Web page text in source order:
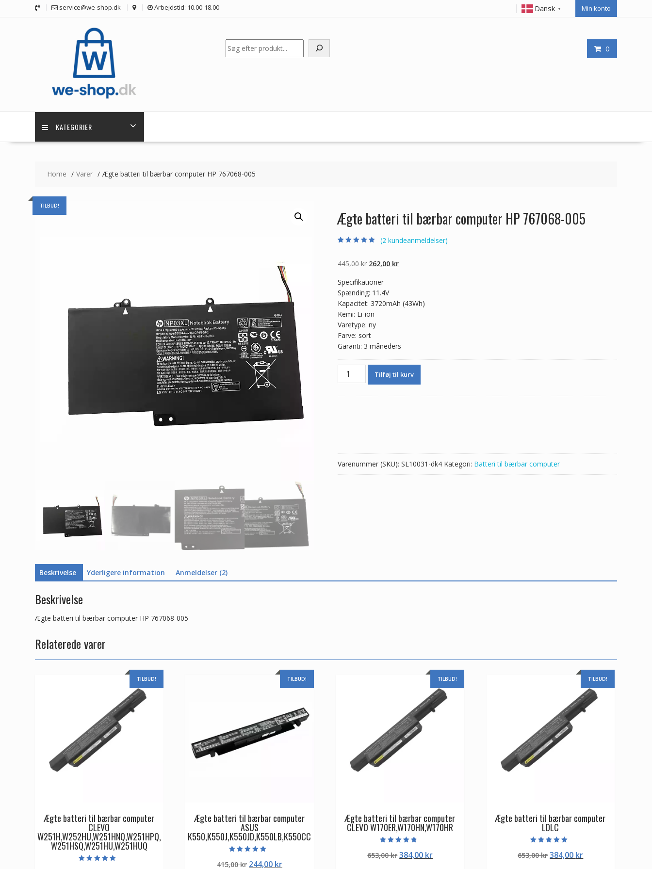
service@we-shop.dk Arbejdstid: 10.00-18.00 Dansk ▼ Min konto
0
Søg
KATEGORIER
Home Varer Ægte batteri til bærbar computer HP 767068-005
TILBUD!
Ægte batteri til bærbar computer HP 767068-005
baseret på
kundebedømme
(2 kundeanmeldelser)
445,00kr Den
pris
var:
445,00 kr.
262,00 krDen
262,00 kr.
Specifikationer
Spænding: 11.4V
Kapacitet: 3720mAh (43Wh)
Kemi: Li-ion
Varetype: ny
Farve: sort
Garanti: 3 måneders
Ægte
batteri
antal
Tilføj til kurv
Varenummer (SKU): SL10031-dk4 Kategori: Batteri til bærbar computer
Beskrivelse Yderligere information Anmeldelser (2)
Beskrivelse
Ægte batteri til bærbar computer HP 767068-005
Relaterede varer
TILBUD!
Ægte batteri til bærbar computer
CLEVO
W251H,W252HU,W251HNQ,W251HPQ,
W251HSQ,W251HU,W251HUQ
TILBUD!
Ægte batteri til bærbar computer
ASUS
K550,K550J,K550JD,K550LB,K550CC
5.00
415,00kr Den
244,00 krDen
TILBUD!
Ægte batteri til bærbar computer
CLEVO W170ER,W170HN,W170HR
4.50
ud af 5
653,00kr Den
384,00 krDen
TILBUD!
Ægte batteri til bærbar computer
LDLC
5.00
ud af 5
653,00krDen
384,00 krDen